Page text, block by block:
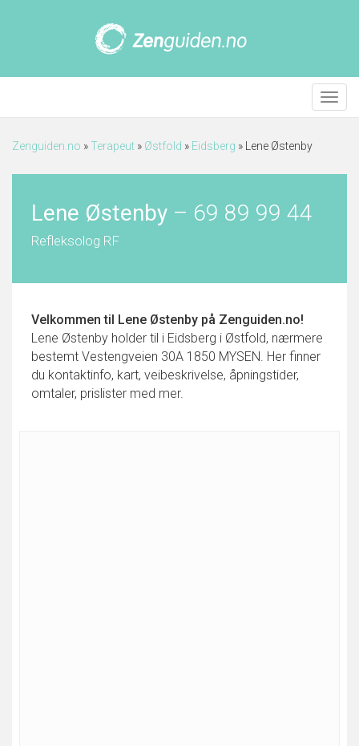
Meny
Zenguiden.no »Terapeut » Østfold » Eidsberg » Lene Østenby
Lene Østenby – 69 89 99 44
Refleksolog RF
Velkommen til Lene Østenby på Zenguiden.no!
Lene Østenby holder til i Eidsberg i Østfold, nærmere
bestemt Vestengveien 30A 1850 MYSEN. Her finner
du kontaktinfo, kart, veibeskrivelse, åpningstider,
omtaler, prislister med mer.